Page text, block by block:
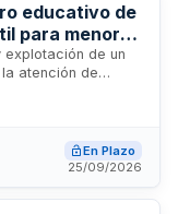
educativo de
para menores
de un
atención de
la dirección del
auxiliar de
umbral
Contratación de
En Plazo
25/09/2026